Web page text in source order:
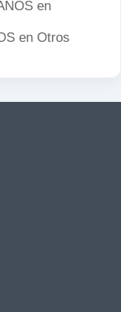
en
en Otros